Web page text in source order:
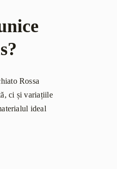
Rossa
ci și variațiile
ideal